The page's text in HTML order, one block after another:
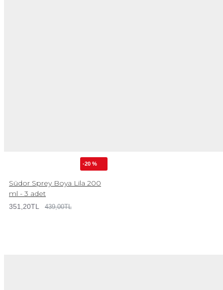
-20 %
Südor Sprey Boya Lila 200
ml - 3 adet
351,20TL 439,00TL